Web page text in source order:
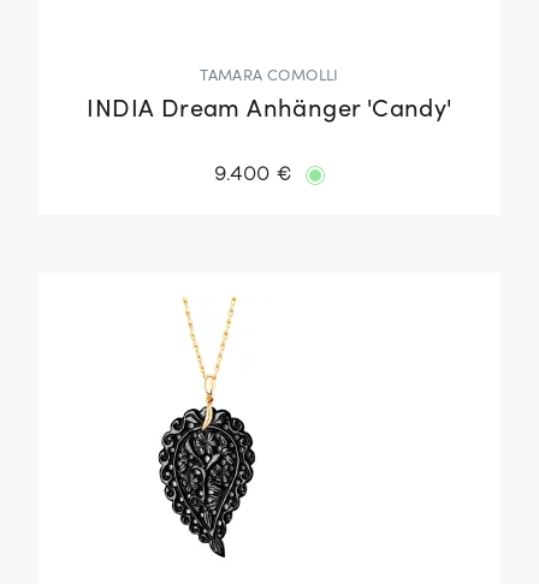
TAMARA COMOLLI
INDIA Dream Anhänger 'Candy'
9.400 €